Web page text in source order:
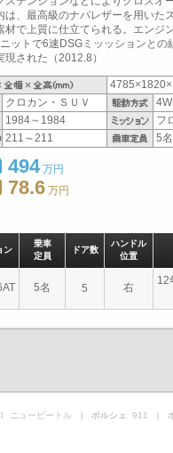
は、最高級のナパレザーを用いた
材で上質に仕立てられる。エンジ
ットで6速DSGミッッションとの
現された（2012.8）
クロカン・ＳＵＶ
1984～1984
フ
211～211
5名
494 万円
78.6 万円
ン
乗車
定員
ドア数
ハンドル
位置
5名 5 右
12
ニュービートル ｜ ポルシェ 911 ｜